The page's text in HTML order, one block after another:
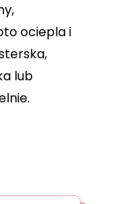
ociepla i
lub